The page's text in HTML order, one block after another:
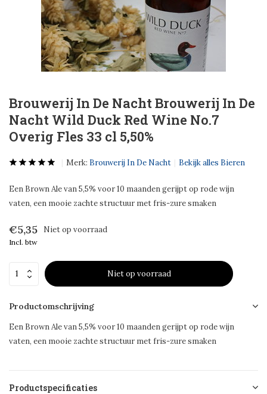
Brouwerij In De Nacht Brouwerij In De
Nacht Wild Duck Red Wine No.7
Overig Fles 33 cl 5,50%
Merk: Brouwerij In De Nacht Bekijk alles Bieren
Een Brown Ale van 5,5% voor 10 maanden gerijpt op rode wijn
vaten, een mooie zachte structuur met fris-zure smaken
€5,35 Niet op voorraad
Incl. btw
Niet op voorraad
Productomschrijving
Een Brown Ale van 5,5% voor 10 maanden gerijpt op rode wijn
vaten, een mooie zachte structuur met fris-zure smaken
Productspecificaties